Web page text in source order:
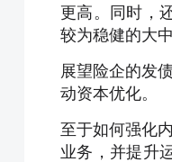
更高。同时，
较为稳健的大
展望险企的发
动资本优化。
至于如何强化
业务，并提升